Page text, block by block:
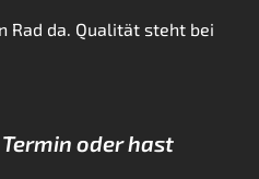
Rad da. Qualität steht bei
oder hast